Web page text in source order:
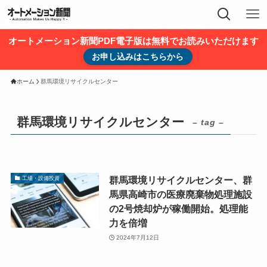
オートメーション新聞PDF電子版は無料でお読みいただけます
お申し込みはこちらから
ホーム 群馬環境リサイクルセンター
群馬環境リサイクルセンター – tag –
工場・設備投資
群馬環境リサイクルセンター、群
馬県高崎市の医療廃棄物処理施設
の2号焼却炉が稼働開始。処理能
力を倍増
2024年7月12日